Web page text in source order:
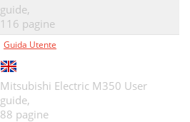
guide,
116 pagine
Guida Utente
Mitsubishi Electric M350 User
guide,
88 pagine